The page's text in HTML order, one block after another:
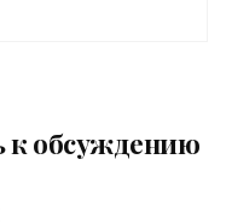
к обсуждению